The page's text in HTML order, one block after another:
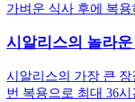
가벼운 식사 후에 복
시알리스의 놀라
시알리스의 가장 큰
번 복용으로 최대 36